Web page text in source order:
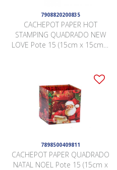
7908820200835
CACHEPOT PAPER HOT
STAMPING QUADRADO NEW
LOVE Pote 15 (15cm x 15cm x
7898500409811
CACHEPOT PAPER QUADRADO
NATAL NOEL Pote 15 (15cm x